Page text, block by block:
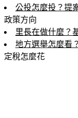
公投怎麼投？提
政策方向
里長在做什麼？
地方選舉怎麼看
定稅怎麼花